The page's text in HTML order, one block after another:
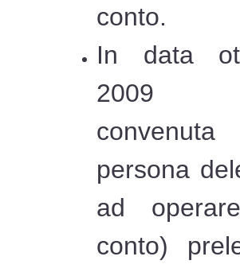
conto.
In data
convenuta
persona
ad
conto)